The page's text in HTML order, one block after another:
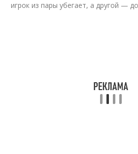
игрок из пары убегает, а другой —